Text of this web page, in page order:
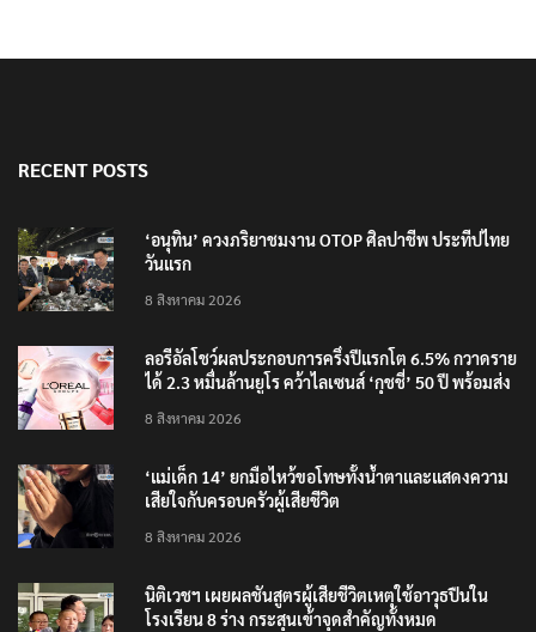
RECENT POSTS
‘อนุทิน’ ควงภริยาชมงาน OTOP ศิลปาชีพ ประทีปไทย
วันแรก
8 สิงหาคม 2026
ลอรีอัลโชว์ผลประกอบการครึ่งปีแรกโต 6.5% กวาดราย
ได้ 2.3 หมื่นล้านยูโร คว้าไลเซนส์ ‘กุชชี่’ 50 ปี พร้อมส่ง
8 สิงหาคม 2026
‘แม่เด็ก 14’ ยกมือไหว้ขอโทษทั้งน้ำตาและแสดงความ
เสียใจกับครอบครัวผู้เสียชีวิต
8 สิงหาคม 2026
นิติเวชฯ เผยผลชันสูตรผู้เสียชีวิตเหตุใช้อาวุธปืนใน
โรงเรียน 8 ร่าง กระสุนเข้าจุดสำคัญทั้งหมด